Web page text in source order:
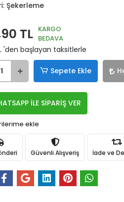
Şekerleme
TL KARGO
BEDAVA
'den başlayan taksitlerle
Sepete Ekle
İLE SİPARİŞ VER
ekle
Güvenli Alışveriş İade ve